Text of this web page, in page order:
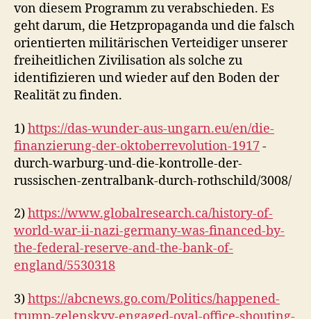
von diesem Programm zu verabschieden. Es
geht darum, die Hetzpropaganda und die falsch
orientierten militärischen Verteidiger unserer
freiheitlichen Zivilisation als solche zu
identifizieren und wieder auf den Boden der
Realität zu finden.
1)https://das-wunder-aus-ungarn.eu/en/die-
finanzierung-der-oktoberrevolution-1917-
durch-warburg-und-die-kontrolle-der-
russischen-zentralbank-durch-rothschild/3008/
2)https://www.globalresearch.ca/history-of-
world-war-ii-nazi-germany-was-financed-by-
the-federal-reserve-and-the-bank-of-
england/5530318
3)https://abcnews.go.com/Politics/happened-